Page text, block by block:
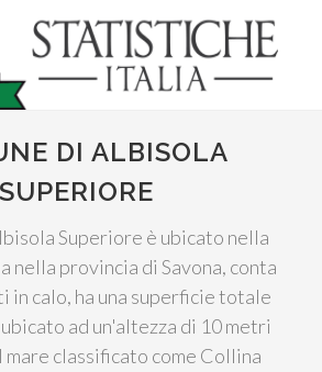
DI ALBISOLA
SUPERIORE
Superiore è ubicato nella
nella provincia di Savona, conta
in calo, ha una superficie totale
ad un'altezza di 10 metri
classificato come Collina